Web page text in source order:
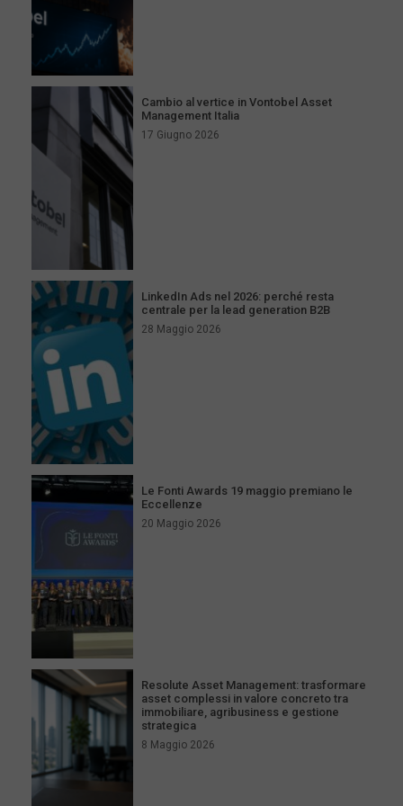
Cambio al vertice in Vontobel Asset
Management Italia
17 Giugno 2026
LinkedIn Ads nel 2026: perché resta
centrale per la lead generation B2B
28 Maggio 2026
Le Fonti Awards 19 maggio premiano le
Eccellenze
20 Maggio 2026
Resolute Asset Management: trasformare
asset complessi in valore concreto tra
immobiliare, agribusiness e gestione
strategica
8 Maggio 2026